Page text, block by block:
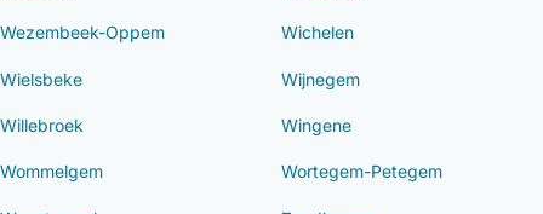
Wezembeek-Oppem Wichelen
Wielsbeke Wijnegem
Willebroek Wingene
Wommelgem Wortegem-Petegem